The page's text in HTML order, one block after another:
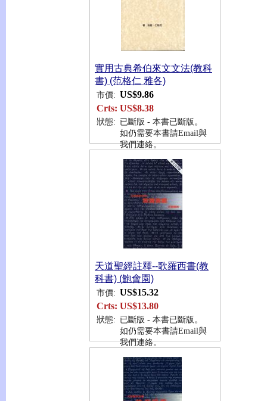
實用古典希伯來文文法(教科
書) (范格仁 雅各)
市價: US$9.86
Crts: US$8.38
狀態: 已斷版 - 本書已斷版。
如仍需要本書請Email與
我們連絡。
天道聖經註釋--歌羅西書(教
科書) (鮑會園)
市價: US$15.32
Crts: US$13.80
狀態: 已斷版 - 本書已斷版。
如仍需要本書請Email與
我們連絡。